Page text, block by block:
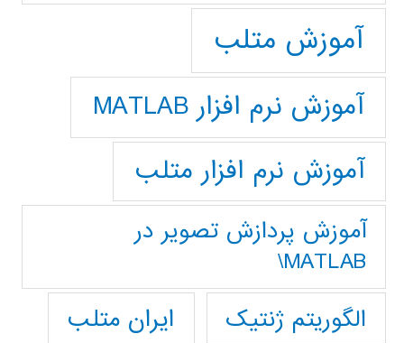
آموزش متلب
آموزش نرم افزار MATLAB
آموزش نرم افزار متلب
آموزش پردازش تصوير در
MATLAB\
الگوریتم ژنتیک
ایران متلب